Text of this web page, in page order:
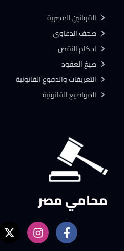
محامي مصر
القوانين المصرية
صحف الدعاوى
احكام النقض
صيغ العقود
التعريفات والدفوع القانونية
المواضيع القانونية